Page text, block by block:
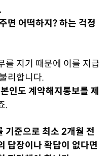
면 어떡하지? 하는 걱정
를 지기 때문에 이를 지급
리합니다.
인도 계약해지통보를 제
.
기준으로 최소 2개월 전
답장이나 확답이 없다면